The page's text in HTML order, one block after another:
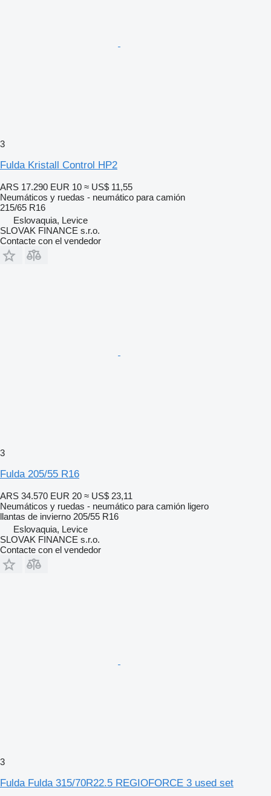
3
Fulda Kristall Control HP2
ARS 17.290 EUR 10 ≈ US$ 11,55
Neumáticos y ruedas - neumático para camión
215/65 R16
Eslovaquia, Levice
SLOVAK FINANCE s.r.o.
Contacte con el vendedor
3
Fulda 205/55 R16
ARS 34.570 EUR 20 ≈ US$ 23,11
Neumáticos y ruedas - neumático para camión ligero
llantas de invierno 205/55 R16
Eslovaquia, Levice
SLOVAK FINANCE s.r.o.
Contacte con el vendedor
3
Fulda Fulda 315/70R22.5 REGIOFORCE 3 used set